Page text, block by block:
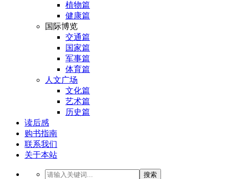
植物篇
健康篇
国际博览
交通篇
国家篇
军事篇
体育篇
人文广场
文化篇
艺术篇
历史篇
读后感
购书指南
联系我们
关于本站
搜索